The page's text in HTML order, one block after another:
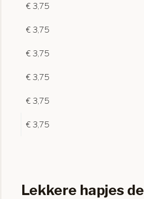
€ 3,75
€ 3,75
€ 3,75
€ 3,75
€ 3,75
€ 3,75
Lekkere hapjes